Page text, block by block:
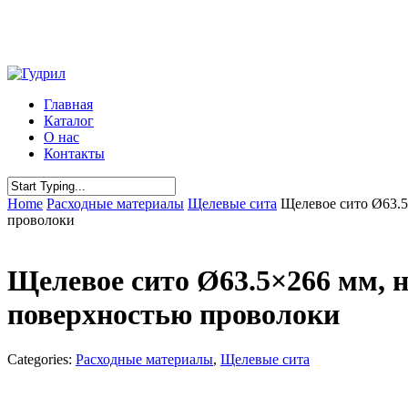
content
Menu
Главная
Каталог
О нас
Контакты
Close
Search
Home Расходные материалы Щелевые сита Щелевое сито
проволоки
Щелевое сито Ø63.5×266 мм,
поверхностью проволоки
Categories: Расходные материалы, Щелевые сита